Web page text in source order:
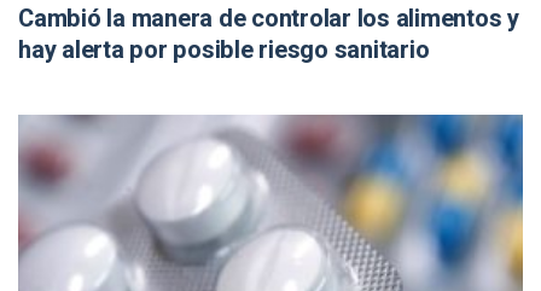
Cambió la manera de controlar los alimentos y
hay alerta por posible riesgo sanitario